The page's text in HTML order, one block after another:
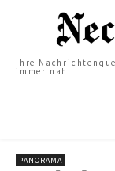
Ihre
immer nah
PANORAMA